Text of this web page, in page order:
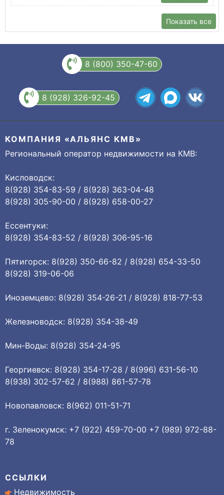
Показать все
8 (800) 350-47-60
8 (928) 326-92-45
КОМПАНИЯ «АЛЬЯНС КМВ»
Региональный оператор недвижимости на КМВ:
Кисловодск:
8(928) 354-83-59 / 8(928) 363-04-48
8(928) 305-90-00 / 8(928) 658-00-27
Ессентуки:
8(928) 354-83-52 / 8(928) 306-95-16
Пятигорск: 8(928) 350-66-82 / 8(928) 654-33-50
8(928) 319-06-06
Иноземцево: 8(928) 354-26-21 / 8(928) 818-77-53
Железноводск: 8(928) 354-38-49
Мин-Воды: 8(928) 354-24-95
Георгиевск: 8(928) 354-17-28 / 8(996) 631-56-10
8(938) 302-57-62 / 8(988) 861-57-78
Новопавловск: 8(962) 011-51-71
г. Зеленокумск: +7 (922) 459-70-00 +7 (989) 972-88-
78
ССЫЛКИ
Недвижимость